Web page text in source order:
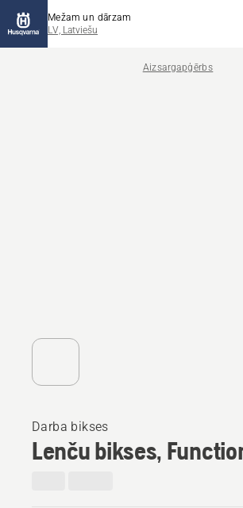
Mežam un dārzam
LV, Latviešu
Aizsargapģērbs
Darba bikses
Lenču bikses,